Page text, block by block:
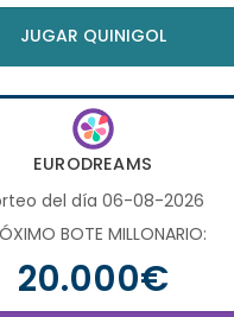
JUGAR QUINIGOL
EURODREAMS
del día 06-08-2026
BOTE MILLONARIO:
20.000€